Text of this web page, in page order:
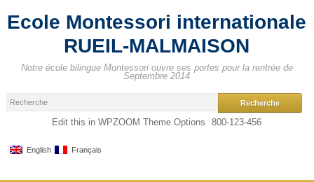
Ecole Montessori internationale
RUEIL-MALMAISON
Notre école bilingue Montessori ouvre ses portes pour la rentrée de
Septembre 2014
Edit this in WPZOOM Theme Options 800-123-456
English Français